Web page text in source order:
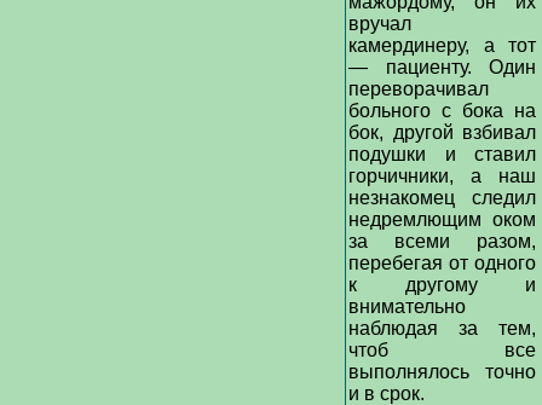
вручал
камердинеру, а тот
— пациенту. Один
переворачивал
больного с бока на
бок, другой взбивал
подушки и ставил
горчичники, а наш
незнакомец следил
недремлющим оком
за всеми разом,
перебегая от одного
к другому и
внимательно
наблюдая за тем,
чтоб все
выполнялось точно
и в срок.